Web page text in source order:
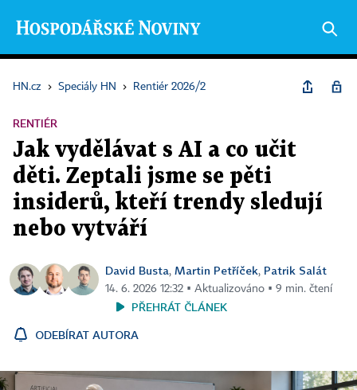
HN.cz › Speciály HN › Rentiér 2026/2
RENTIÉR
Jak vydělávat s AI a co učit
děti. Zeptali jsme se pěti
insiderů, kteří trendy sledují
nebo vytváří
David Busta, Martin Petříček, Patrik Salát
14. 6. 2026 12:32 ▪ Aktualizováno ▪ 9 min. čtení
PŘEHRÁT ČLÁNEK
ODEBÍRAT AUTORA